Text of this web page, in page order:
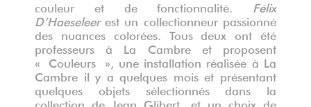
couleur et de fonctionnalité. Félix
D’Haeseleer est un collectionneur passionné
des nuances colorées. Tous deux ont été
professeurs à La Cambre et proposent
« Couleurs », une installation réalisée à La
Cambre il y a quelques mois et présentant
quelques objets sélectionnés dans la
collection de Jean Glibert et un choix de